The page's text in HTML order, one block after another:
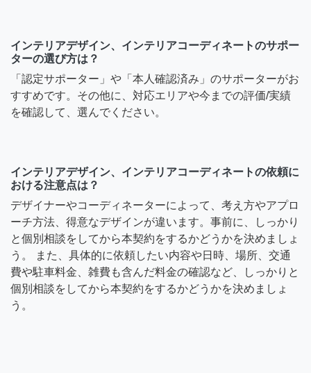
インテリアデザイン、インテリアコーディネートのサポー
ターの選び方は？
「認定サポーター」や「本人確認済み」のサポーターがお
すすめです。その他に、対応エリアや今までの評価/実績
を確認して、選んでください。
インテリアデザイン、インテリアコーディネートの依頼に
おける注意点は？
デザイナーやコーディネーターによって、考え方やアプロ
ーチ方法、得意なデザインが違います。事前に、しっかり
と個別相談をしてから本契約をするかどうかを決めましょ
う。 また、具体的に依頼したい内容や日時、場所、交通
費や駐車料金、雑費も含んだ料金の確認など、しっかりと
個別相談をしてから本契約をするかどうかを決めましょ
う。